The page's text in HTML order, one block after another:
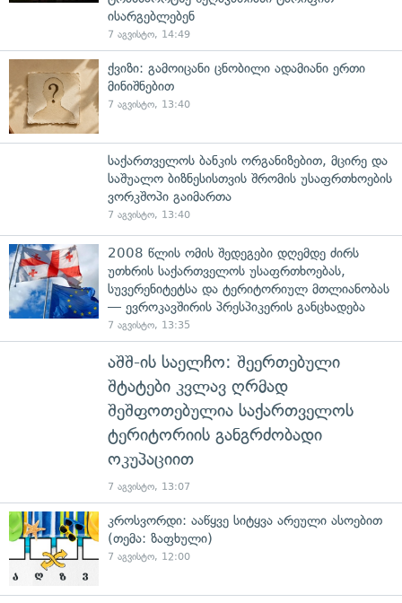
ისარგებლებენ
7 აგვისტო, 14:49
ქვიზი: გამოიცანი ცნობილი ადამიანი ერთი
მინიშნებით
7 აგვისტო, 13:40
საქართველოს ბანკის ორგანიზებით, მცირე და
საშუალო ბიზნესისთვის შრომის უსაფრთხოების
ვორკშოპი გაიმართა
7 აგვისტო, 13:40
2008 წლის ომის შედეგები დღემდე ძირს
უთხრის საქართველოს უსაფრთხოებას,
სუვერენიტეტსა და ტერიტორიულ მთლიანობას
— ევროკავშირის პრესპიკერის განცხადება
7 აგვისტო, 13:35
აშშ-ის საელჩო: შეერთებული
შტატები კვლავ ღრმად
შეშფოთებულია საქართველოს
ტერიტორიის განგრძობადი
ოკუპაციით
7 აგვისტო, 13:07
კროსვორდი: ააწყვე სიტყვა არეული ასოებით
(თემა: ზაფხული)
7 აგვისტო, 12:00